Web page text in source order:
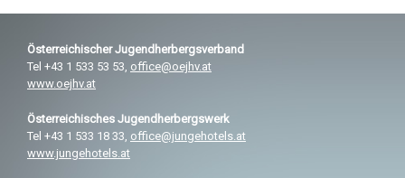
ÖsterreichischerJugendherbergsverband
Tel +43 1 533 53 53, office@oejhv.at
www.oejhv.at
Österreichisches Jugendherbergswerk
Tel +43 1 533 18 33, office@jungehotels.at
www.jungehotels.at